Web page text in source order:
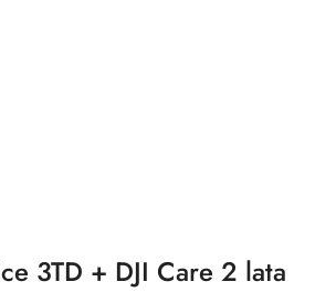
3TD + DJI Care 2 lata